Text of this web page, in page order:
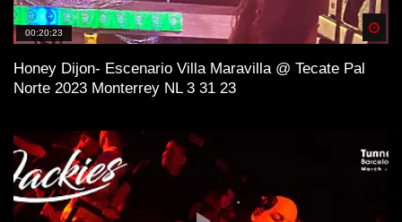
00:20:23
Honey Dijon- Escenario Villa Maravilla @ Tecate Pal
Norte 2023 Monterrey NL 3 31 23